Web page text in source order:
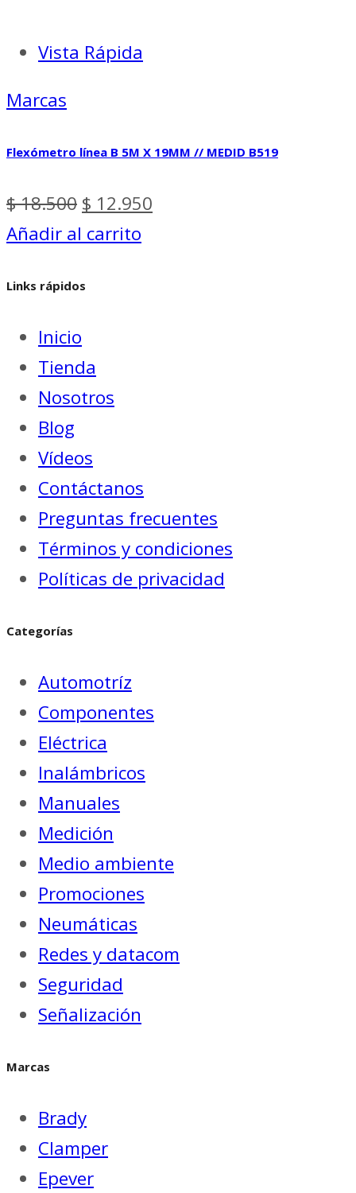
Vista Rápida
Marcas
Flexómetro línea B 5M X 19MM // MEDID B519
$18.500 El
precio
era:
$ 12.950
Añadir al carrito
Links rápidos
Inicio
Tienda
Nosotros
Blog
Vídeos
Contáctanos
Preguntas frecuentes
Términos y condiciones
Políticas de privacidad
Categorías
Automotríz
Componentes
Eléctrica
Inalámbricos
Manuales
Medición
Medio ambiente
Promociones
Neumáticas
Redes y datacom
Seguridad
Señalización
Marcas
Brady
Clamper
Epever